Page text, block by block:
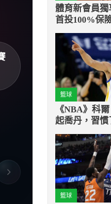
體育新會員
首投100%保
籃球
《NBA》科
起喬丹，習慣
證明了他的偉
籃球